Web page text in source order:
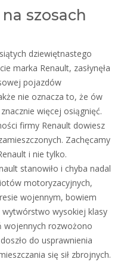
szosach
dziewiętnastego
marka Renault, zasłynęła
pojazdów
nie oznacza to, że ów
więcej osiągnięć.
firmy Renault dowiesz
Zachęcamy
i nie tylko.
stanowiło i chyba nadal
motoryzacyjnych,
wojennym, bowiem
wytwórstwo wysokiej klasy
wojennych rozwożono
do usprawnienia
się sił zbrojnych.